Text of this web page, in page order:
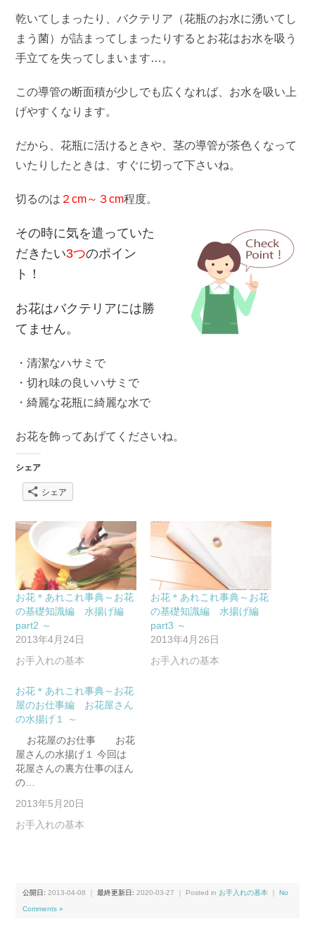
乾いてしまったり、バクテリア（花瓶のお水に湧いてし
まう菌）が詰まってしまったりするとお花はお水を吸う
手立てを失ってしまいます…。
この導管の断面積が少しでも広くなれば、お水を吸い上
げやすくなります。
だから、花瓶に活けるときや、茎の導管が茶色くなって
いたりしたときは、すぐに切って下さいね。
切るのは ２cm～３cm程度。
その時に気を遣っていた
だきたい3つのポイン
ト！
お花はバクテリアには勝
てません。
・清潔なハサミで
・切れ味の良いハサミで
・綺麗な花瓶に綺麗な水で
お花を飾ってあげてくださいね。
シェア
シェア
お花＊あれこれ事典～お花
の基礎知識編 水揚げ編
part2 ～
2013年4月24日
お手入れの基本
お花＊あれこれ事典～お花
の基礎知識編 水揚げ編
part3 ～
2013年4月26日
お手入れの基本
お花＊あれこれ事典～お花
屋のお仕事編 お花屋さん
の水揚げ１ ～
お花屋のお仕事 お花
屋さんの水揚げ１ 今回は
花屋さんの裏方仕事のほん
の…
2013年5月20日
お手入れの基本
公開日:2013-04-08 ｜最終更新日:2020-03-27 ｜ Posted in お手入れの基本 ｜No
Comments »